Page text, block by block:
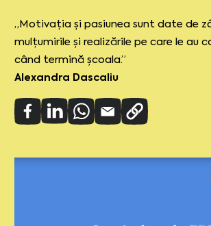
„Motivația și pasiunea sunt date de
mulțumirile și realizările pe care le au
când termină școala.”
Alexandra Dascaliu